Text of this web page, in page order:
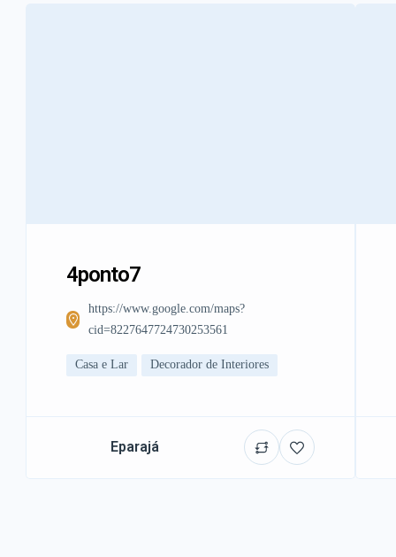
4ponto7
https://www.google.com/maps?
cid=8227647724730253561
Casa e Lar Decorador de Interiores
Eparajá